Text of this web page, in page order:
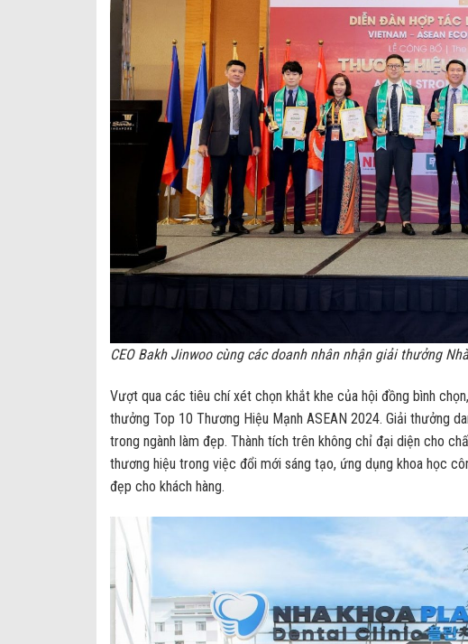
CEO Bakh Jinwoo cùng các doanh nhân nhận giải thưởng
Vượt qua các tiêu chí xét chọn khắt khe của hội đồng bình
thưởng Top 10 Thương Hiệu Mạnh ASEAN 2024. Giải thưởng
trong ngành làm đẹp. Thành tích trên không chỉ đại diện cho
thương hiệu trong việc đổi mới sáng tạo, ứng dụng khoa học
đẹp cho khách hàng.